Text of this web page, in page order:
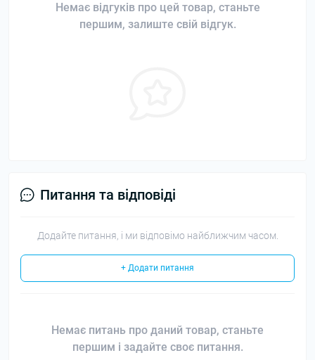
Немає відгуків про цей товар, станьте
першим, залиште свій відгук.
Питання та відповіді
Додайте питання, і ми відповімо найближчим часом.
+ Додати питання
Немає питань про даний товар, станьте
першим і задайте своє питання.